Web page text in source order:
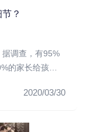
？
调查，有95%
的家长给孩子
2020/03/30